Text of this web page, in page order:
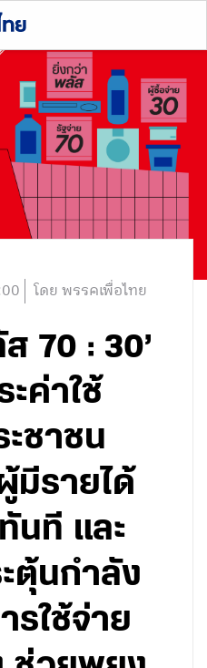
โดย พรรคเพื่อไทย
70 : 30’
ะค่าใช้
ชาชน
มีรายได้
นที และ
ตุ้นกำลัง
รใช้จ่าย